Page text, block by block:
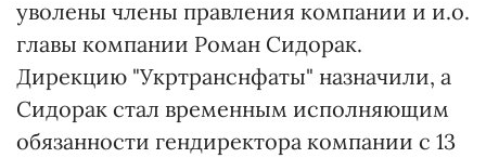
уволены члены правления компании и и.о.
главы компании Роман Сидорак.
Дирекцию "Укртранснфаты" назначили, а
Сидорак стал временным исполняющим
обязанности гендиректора компании с 13